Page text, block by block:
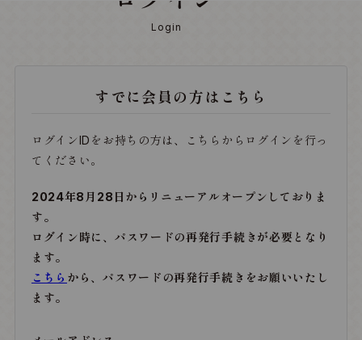
Login
すでに会員の方はこちら
ログインIDをお持ちの方は、こちらからログインを行っ
てください。
2024年8月28日からリニューアルオープンしておりま
す。
ログイン時に、パスワードの再発行手続きが必要となり
ます。
こちら から、パスワードの再発行手続きをお願いいたし
ます。